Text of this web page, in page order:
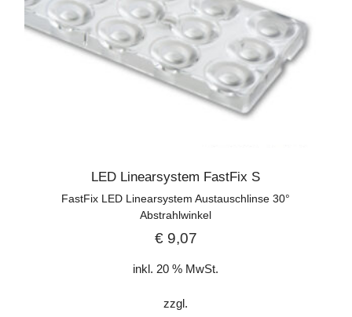
LED Linearsystem FastFix S
FastFix LED Linearsystem Austauschlinse 30°
Abstrahlwinkel
€9,07
inkl. 20 % MwSt.
zzgl.